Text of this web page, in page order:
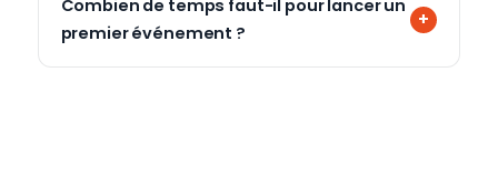
Combien de temps faut-il pour lancer un
premier événement ?